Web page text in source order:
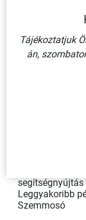
Sárga
kockázatra
Leggyakoribb
Kék kör alakú
segítségnyújtás
Leggyakoribb
Szemmosó
Tájékoztatjuk
án,